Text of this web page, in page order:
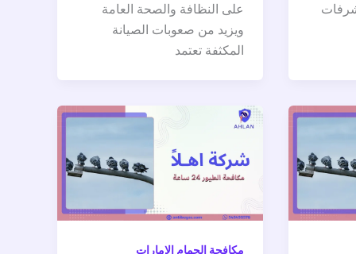
على النظافة والصحة العامة
ويزيد من صعوبات الصيانة
المكثفة تعتمد
مكافحة الحمام الإمارات